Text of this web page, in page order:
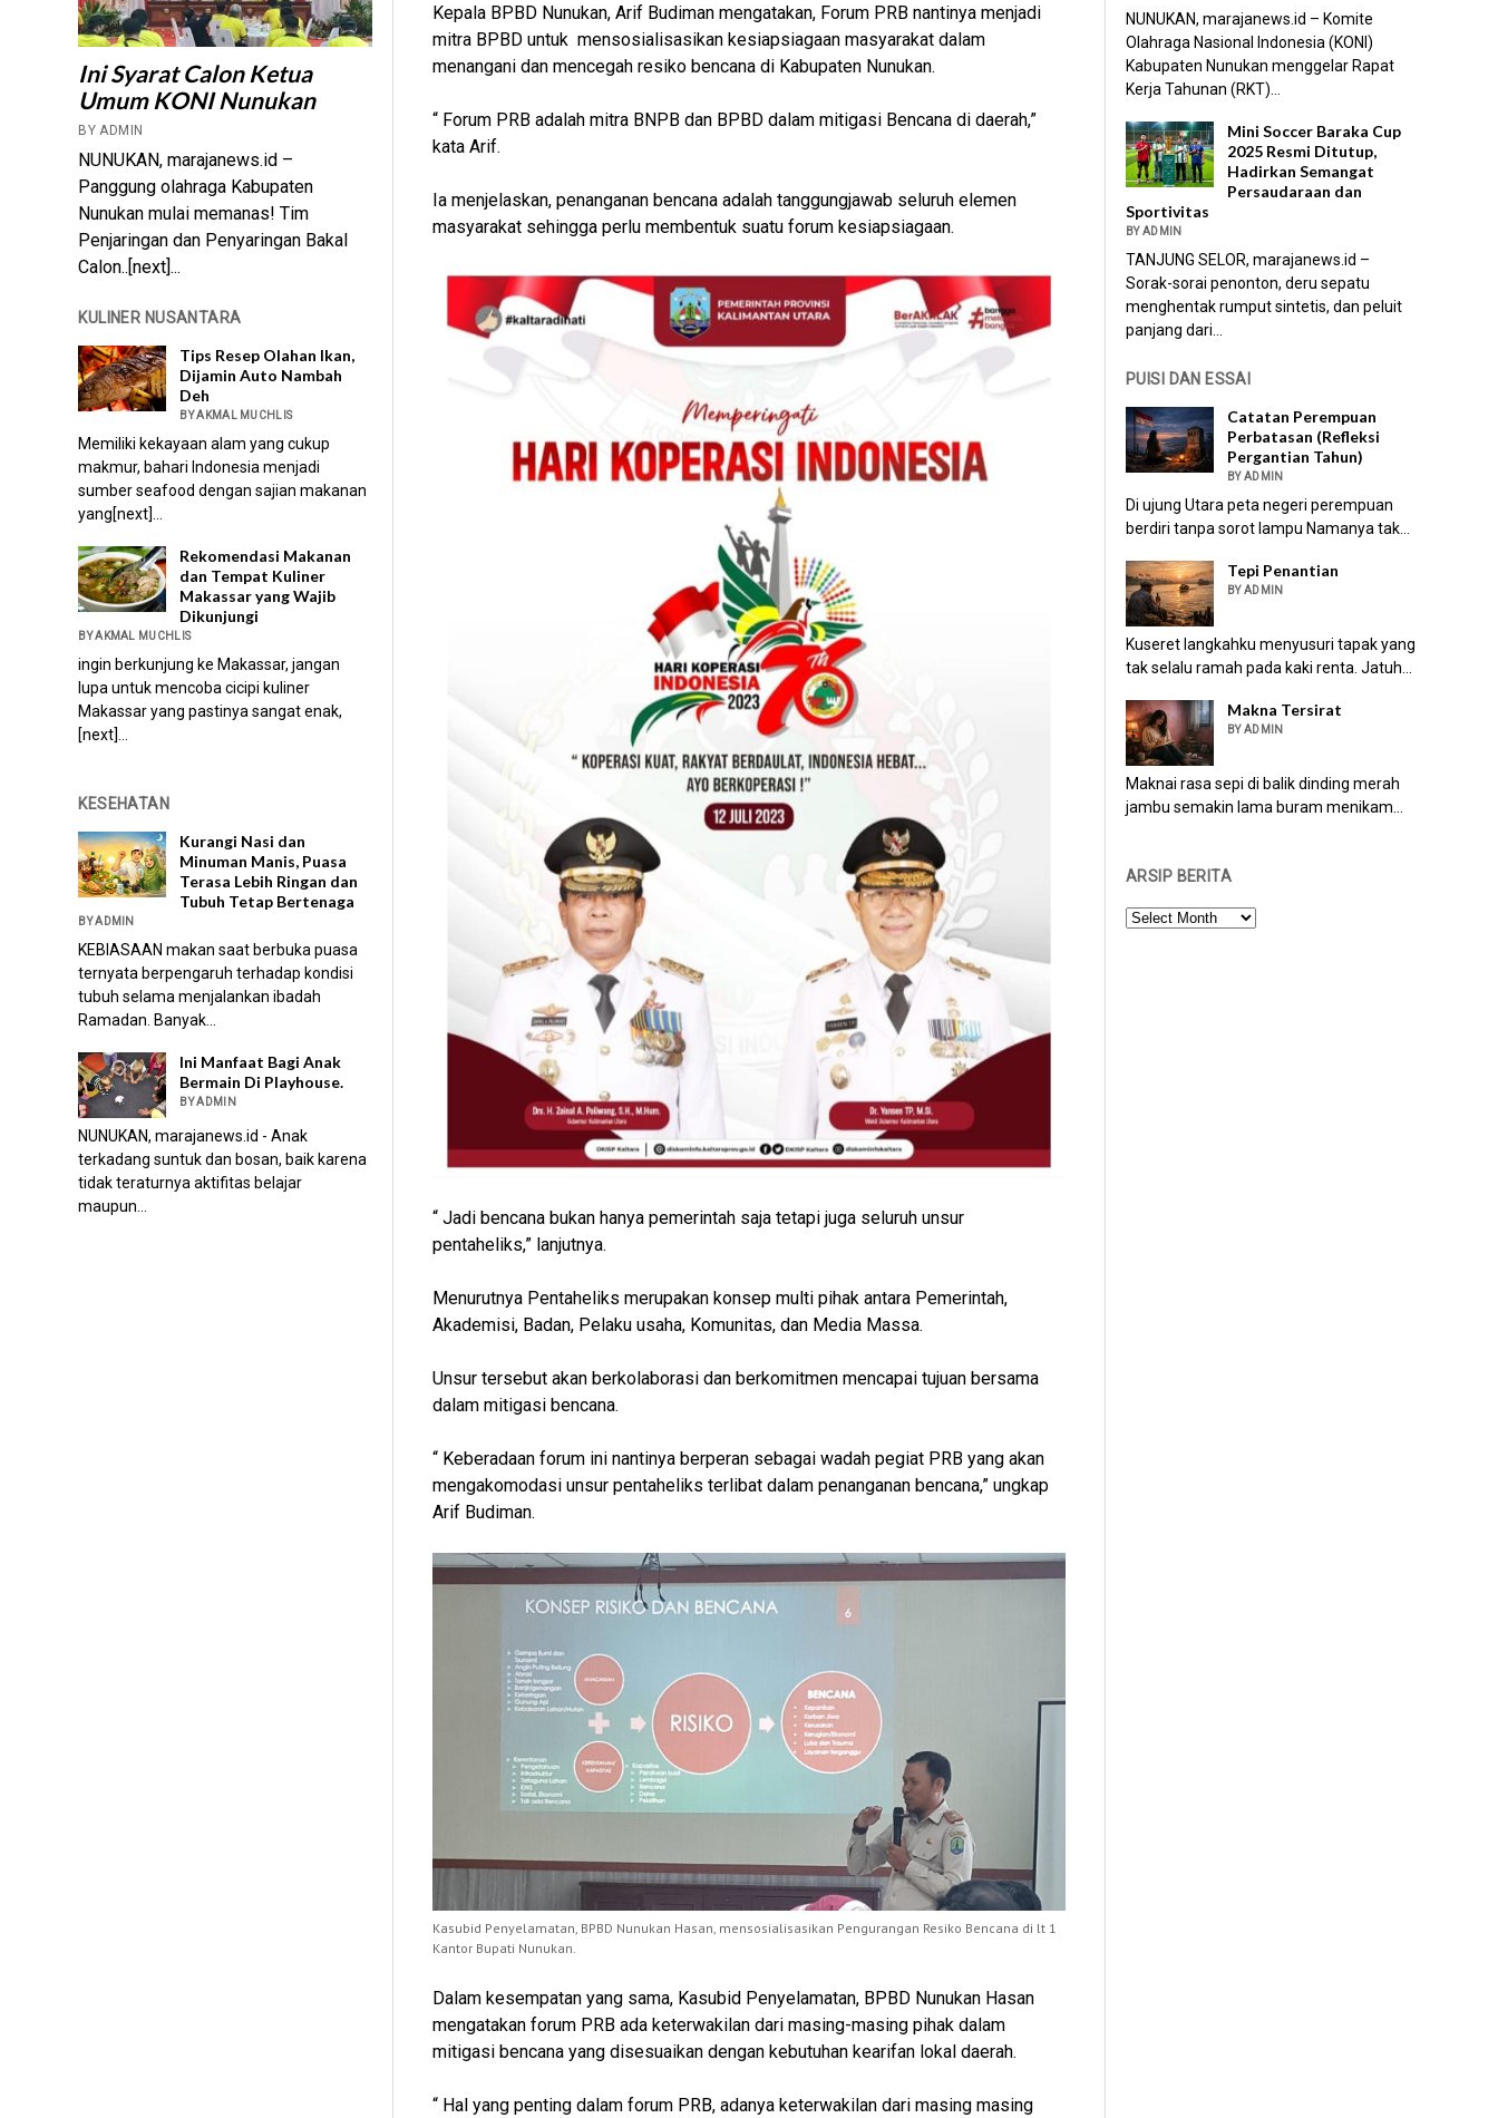
Ini Syarat Calon Ketua
Umum KONI Nunukan
BY ADMIN
NUNUKAN, marajanews.id –
Panggung olahraga Kabupaten
Nunukan mulai memanas! Tim
Penjaringan dan Penyaringan Bakal
Calon..[next]...
KULINER NUSANTARA
Tips Resep Olahan Ikan,
Dijamin Auto Nambah
Deh
BY AKMAL MUCHLIS
Memiliki kekayaan alam yang cukup
makmur, bahari Indonesia menjadi
sumber seafood dengan sajian makanan
yang[next]...
Rekomendasi Makanan
dan Tempat Kuliner
Makassar yang Wajib
Dikunjungi
BY AKMAL MUCHLIS
ingin berkunjung ke Makassar, jangan
lupa untuk mencoba cicipi kuliner
Makassar yang pastinya sangat enak,
[next]...
KESEHATAN
Kurangi Nasi dan
Minuman Manis, Puasa
Terasa Lebih Ringan dan
Tubuh Tetap Bertenaga
BY ADMIN
KEBIASAAN makan saat berbuka puasa
ternyata berpengaruh terhadap kondisi
tubuh selama menjalankan ibadah
Ramadan. Banyak...
Ini Manfaat Bagi Anak
Bermain Di Playhouse.
BY ADMIN
NUNUKAN, marajanews.id - Anak
terkadang suntuk dan bosan, baik karena
tidak teraturnya aktifitas belajar
maupun...
Kepala BPBD Nunukan, Arif Budiman mengatakan, Forum PRB nantinya menjadi
mitra BPBD untuk mensosialisasikan kesiapsiagaan masyarakat dalam
menangani dan mencegah resiko bencana di Kabupaten Nunukan.
“ Forum PRB adalah mitra BNPB dan BPBD dalam mitigasi Bencana di daerah,”
kata Arif.
Ia menjelaskan, penanganan bencana adalah tanggungjawab seluruh elemen
masyarakat sehingga perlu membentuk suatu forum kesiapsiagaan.
“ Jadi bencana bukan hanya pemerintah saja tetapi juga seluruh unsur
pentaheliks,” lanjutnya.
Menurutnya Pentaheliks merupakan konsep multi pihak antara Pemerintah,
Akademisi, Badan, Pelaku usaha, Komunitas, dan Media Massa.
Unsur tersebut akan berkolaborasi dan berkomitmen mencapai tujuan bersama
dalam mitigasi bencana.
“ Keberadaan forum ini nantinya berperan sebagai wadah pegiat PRB yang akan
mengakomodasi unsur pentaheliks terlibat dalam penanganan bencana,” ungkap
Arif Budiman.
Kasubid Penyelamatan, BPBD Nunukan Hasan, mensosialisasikan Pengurangan Resiko Bencana di lt 1
Kantor Bupati Nunukan.
Dalam kesempatan yang sama, Kasubid Penyelamatan, BPBD Nunukan Hasan
mengatakan forum PRB ada keterwakilan dari masing-masing pihak dalam
mitigasi bencana yang disesuaikan dengan kebutuhan kearifan lokal daerah.
“ Hal yang penting dalam forum PRB, adanya keterwakilan dari masing masing
NUNUKAN, marajanews.id – Komite
Olahraga Nasional Indonesia (KONI)
Kabupaten Nunukan menggelar Rapat
Kerja Tahunan (RKT)...
Mini Soccer Baraka Cup
2025 Resmi Ditutup,
Hadirkan Semangat
Persaudaraan dan
Sportivitas
BY ADMIN
TANJUNG SELOR, marajanews.id –
Sorak-sorai penonton, deru sepatu
menghentak rumput sintetis, dan peluit
panjang dari...
PUISI DAN ESSAI
Catatan Perempuan
Perbatasan (Refleksi
Pergantian Tahun)
BY ADMIN
Di ujung Utara peta negeri perempuan
berdiri tanpa sorot lampu Namanya tak...
Tepi Penantian
BY ADMIN
Kuseret langkahku menyusuri tapak yang
tak selalu ramah pada kaki renta. Jatuh...
Makna Tersirat
BY ADMIN
Maknai rasa sepi di balik dinding merah
jambu semakin lama buram menikam...
ARSIP BERITA
ARSIP